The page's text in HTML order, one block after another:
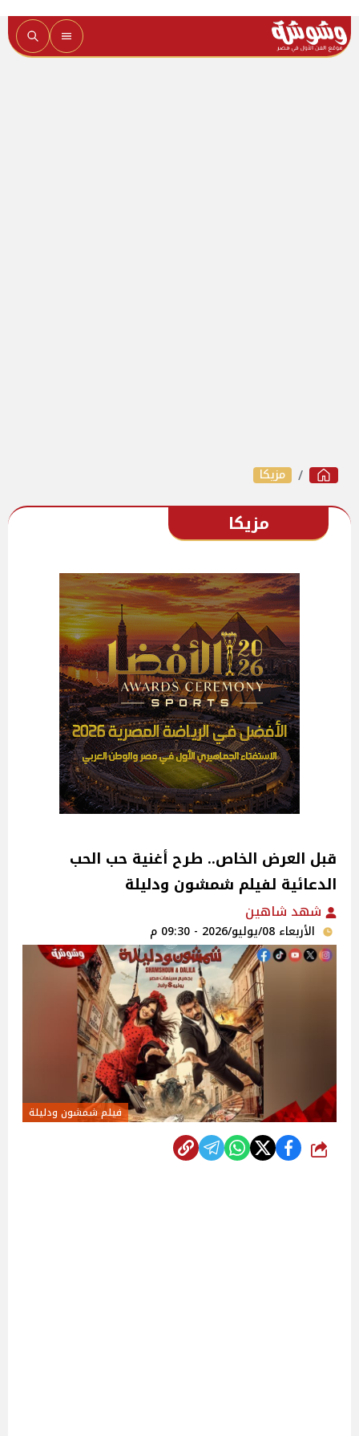
مزيكا
مزيكا
قبل العرض الخاص.. طرح أغنية حب الحب
الدعائية لفيلم شمشون ودليلة
شهد شاهين
الأربعاء 08/يوليو/2026 - 09:30 م
فيلم شمشون ودليلة
شارك